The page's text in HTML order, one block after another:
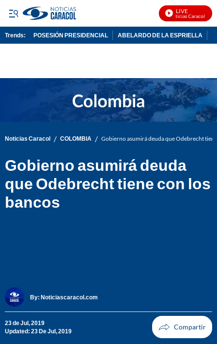
LIVE
Noticias Caracol En
Trends: POSESIÓN PRESIDENCIAL ABELARDO DE LA ESPRIELLA
Noticias Caracol / COLOMBIA / Gobierno asumirá deuda que Odebrecht
Gobierno asumirá deuda
que Odebrecht tiene con los
bancos
By: Noticiascaracol.com
23 de Jul, 2019
Updated: 23 De Jul, 2019